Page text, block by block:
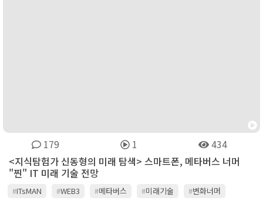
179 1
434
<지식탐험가 신동형의 미래 탐색> 스마트폰, 메타버스 너머
"찐" IT 미래 기술 전망
#ITsMAN #WEB3 #메타버스 #미래기술 #변화너머